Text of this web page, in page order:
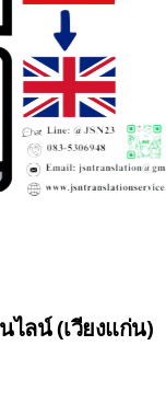
ไลน์ (เวียงแก่น)